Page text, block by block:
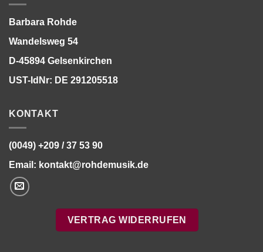
Barbara Rohde
Wandelsweg 54
D-45894 Gelsenkirchen
UST-IdNr: DE 291205518
KONTAKT
(0049) +209 / 37 53 90
Email: kontakt@rohdemusik.de
VERTRAG WIDERRUFEN